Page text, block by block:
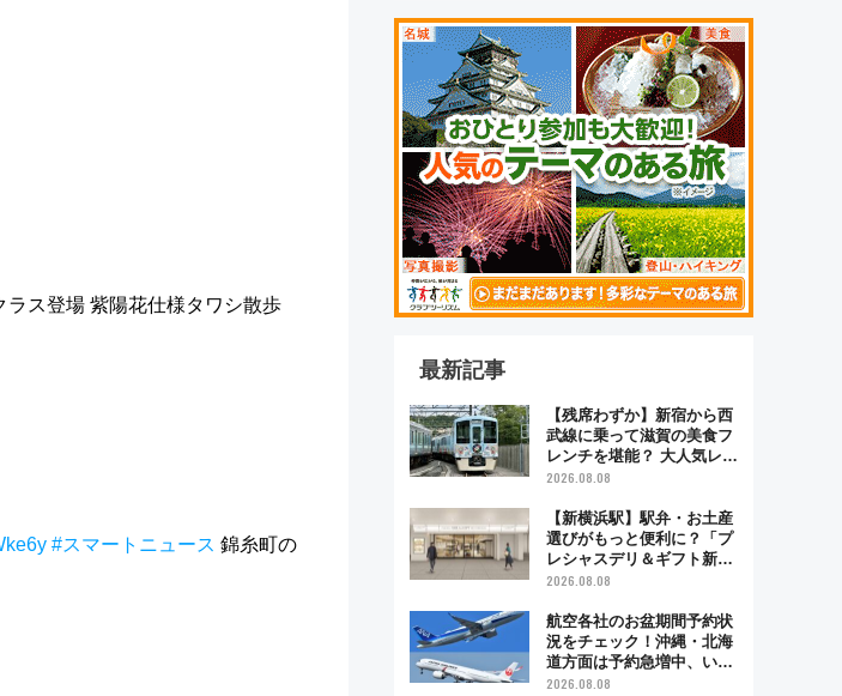
ス登場 紫陽花仕様タワシ散歩
#スマートニュース 錦糸町の
最新記事
【残席わずか】新宿から西
武線に乗って滋賀の美食フ
レンチを堪能？ 大人気レス
トラン列車「52席の至福」
の特別コラボ
2026.08.08
【新横浜駅】駅弁・お土産
選びがもっと便利に？「プ
レシャスデリ＆ギフト新横
浜」がオープン 場所や営
2026.08.08
航空各社のお盆期間予約状
況をチェック！沖縄・北海
道方面は予約急増中、いま
から狙うべき日は？
2026.08.08